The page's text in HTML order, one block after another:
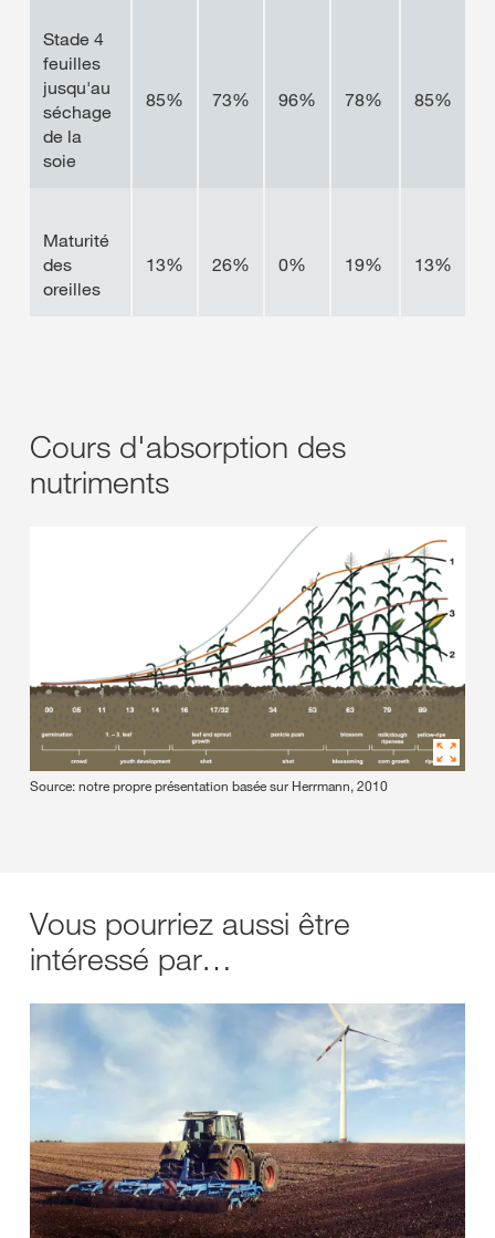
Stade 4
feuilles
jusqu'au
séchage
de la
soie
85% 73% 96% 78% 85%
Maturité
des
oreilles
13% 26% 0% 19% 13%
Cours d'absorption des
nutriments
Source: notre propre présentation basée sur Herrmann, 2010
Vous pourriez aussi être
intéressé par…